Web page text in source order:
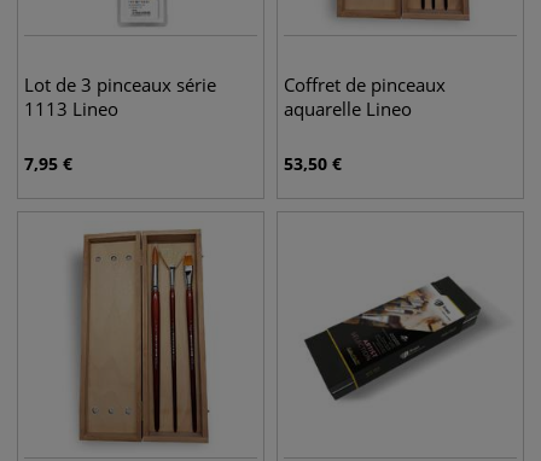
Lot de 3 pinceaux série
1113 Lineo
7,95 €
Coffret de pinceaux
aquarelle Lineo
53,50 €